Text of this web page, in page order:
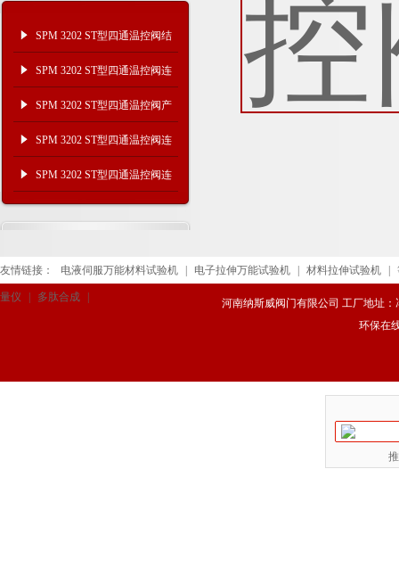
SPM 3202 ST型四通温控阀结
构功能
SPM 3202 ST型四通温控阀连
接形式及工作压力
SPM 3202 ST型四通温控阀产
品功能及结构尺寸
SPM 3202 ST型四通温控阀连
接尺寸及功能结构
SPM 3202 ST型四通温控阀连
接形式及外形结构
友情链接： 电液伺服万能材料试验机 电子拉伸万能试验机 材料拉伸试验机
量仪 多肽合成
河南纳斯威阀门有限公司 工厂地址：
环保在